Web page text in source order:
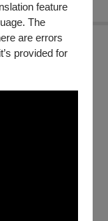
feature
The
are errors
provided for
入場時應出示身心
請出示證件